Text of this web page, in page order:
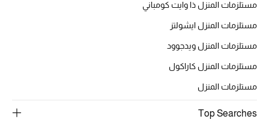
مستلزمات المنزل ذا وايت كومباني
مستلزمات المنزل ايشولتز
مستلزمات المنزل ويدجوود
مستلزمات المنزل كاراكول
مستلزمات المنزل
Top Searches